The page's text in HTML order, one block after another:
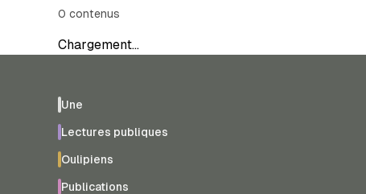
0 contenus
Chargement…
Une
Lectures publiques
Oulipiens
Publications